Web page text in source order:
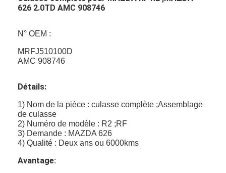
626 2.0TD AMC 908746
N° OEM :
MRFJ510100D
AMC 908746
Détails:
1) Nom de la pièce : culasse complète ;Assemblage
de culasse
2) Numéro de modèle : R2 ;RF
3) Demande : MAZDA 626
4) Qualité : Deux ans ou 6000kms
Avantage: